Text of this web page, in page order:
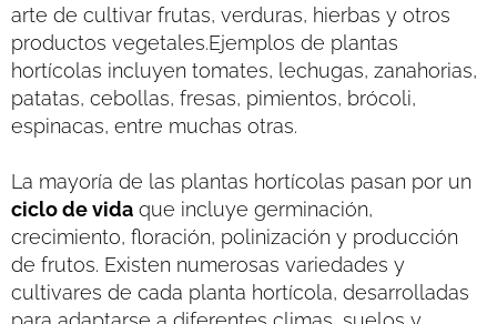
arte de cultivar frutas, verduras, hierbas y otros
productos vegetales.Ejemplos de plantas
hortícolas incluyen tomates, lechugas, zanahorias,
patatas, cebollas, fresas, pimientos, brócoli,
espinacas, entre muchas otras.
La mayoría de las plantas hortícolas pasan por un
ciclo de vida que incluye germinación,
crecimiento, floración, polinización y producción
de frutos. Existen numerosas variedades y
cultivares de cada planta hortícola, desarrolladas